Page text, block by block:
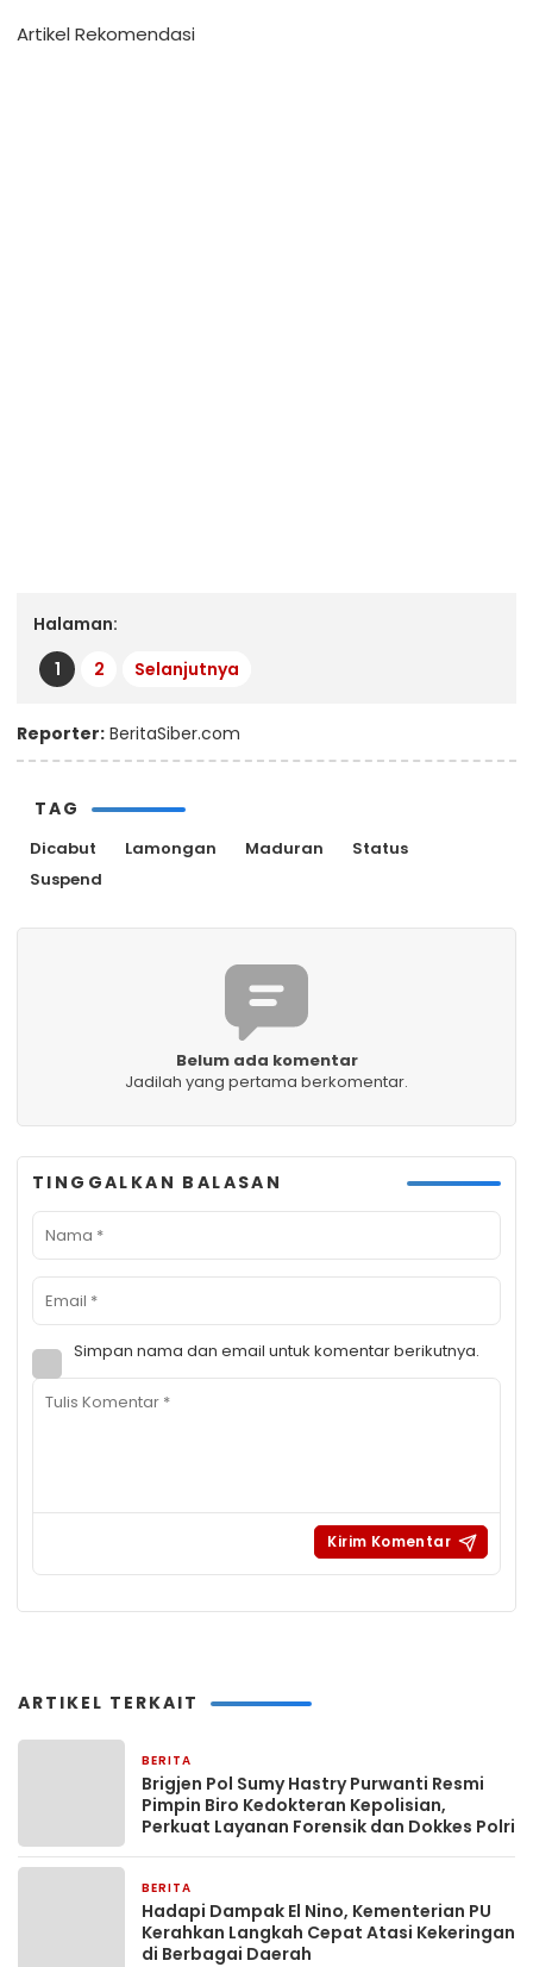
Artikel Rekomendasi
Halaman:
1
2 Selanjutnya
Reporter: BeritaSiber.com
TAG
Dicabut Lamongan Maduran
Status
Suspend
Belum ada komentar
Jadilah yang pertama berkomentar.
TINGGALKAN BALASAN
Simpan nama dan email untuk komentar berikutnya.
ARTIKEL TERKAIT
BERITA
Brigjen Pol Sumy Hastry Purwanti Resmi
Pimpin Biro Kedokteran Kepolisian,
Perkuat Layanan Forensik dan Dokkes Polri
BERITA
Hadapi Dampak El Nino, Kementerian PU
Kerahkan Langkah Cepat Atasi Kekeringan
di Berbagai Daerah